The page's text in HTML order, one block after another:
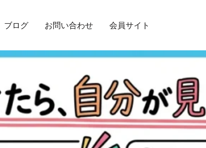
ブログ お問い合わせ 会員サイト